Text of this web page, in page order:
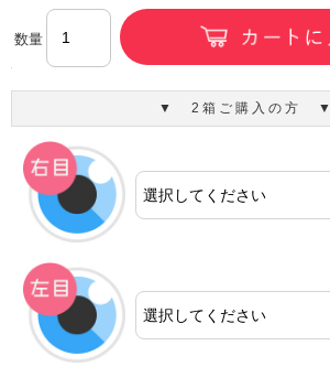
数量
▼ 2箱ご購入の方 ▼